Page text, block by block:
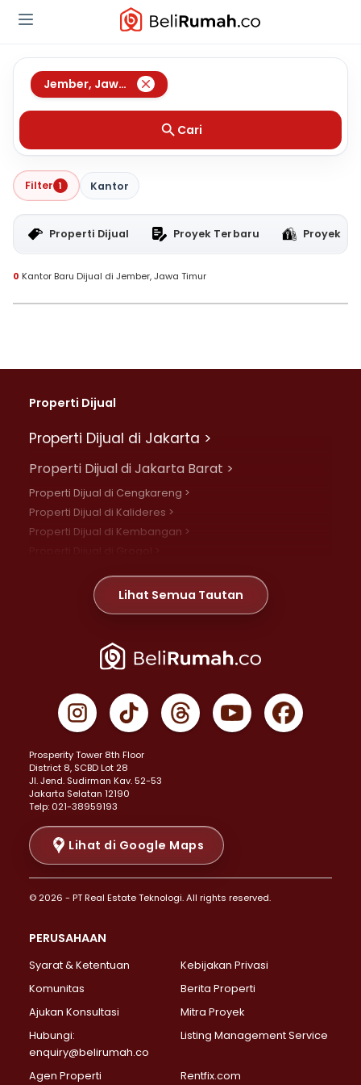
Jember, Jawa Timur
Cari
Filter 1 Kantor
Properti Dijual Proyek Terbaru Proyek
0 Kantor Baru Dijual di Jember, Jawa Timur
Properti Dijual
Properti Dijual di Jakarta >
Properti Dijual di Jakarta Barat >
Properti Dijual di Cengkareng >
Properti Dijual di Kalideres >
Properti Dijual di Kembangan >
Properti Dijual di Meruya >
Properti Dijual di Jelambar >
Properti Dijual di Jakarta Pusat >
Properti Dijual di Gambir >
Properti Dijual di Johar Baru >
Properti Dijual di Menteng >
Properti Dijual di Senen >
Properti Dijual di Tanah Abang >
Properti Dijual di Cikini >
Properti Dijual di Kramat >
Properti Dijual di Pasar Baru >
Properti Dijual di Bendungan Hilir >
Properti Dijual di Jakarta Selatan >
Properti Dijual di Lebak Bulus >
Properti Dijual di Gandaria Selatan >
Properti Dijual di Pondok Labu >
Properti Dijual di Lenteng Agung >
Properti Dijual di Senayan >
Properti Dijual di Pondok Pinang >
Lihat Semua Tautan
Prosperity Tower 8th Floor
District 8, SCBD Lot 28
JI. Jend. Sudirman Kav. 52-53
Jakarta Selatan 12190
Telp: 021-38959193
Lihat di Google Maps
© 2026 - PT Real Estate Teknologi. All rights reserved.
PERUSAHAAN
Syarat & Ketentuan
Kebijakan Privasi
Komunitas
Berita Properti
Ajukan Konsultasi
Mitra Proyek
Hubungi:
enquiry@belirumah.co
Listing Management Service
Agen Properti Rentfix.com